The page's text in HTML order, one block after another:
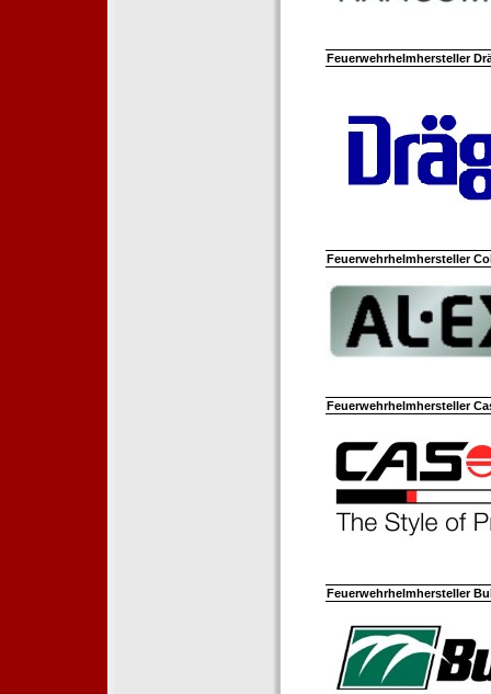
Feuerwehrhelmhersteller
Feuerwehrhelmhersteller
Feuerwehrhelmhersteller
Feuerwehrhelmhersteller